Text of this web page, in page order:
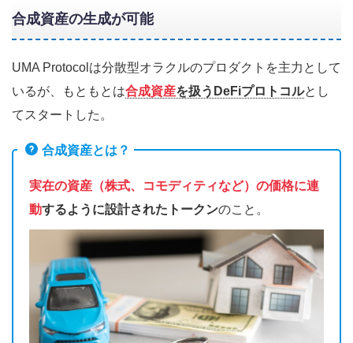
合成資産の生成が可能
UMA Protocolは分散型オラクルのプロダクトを主力として
いるが、もともとは合成資産を扱うDeFiプロトコルとし
てスタートした。
合成資産とは？
実在の資産（株式、コモディティなど）の価格に連
動するように設計されたトークンのこと。